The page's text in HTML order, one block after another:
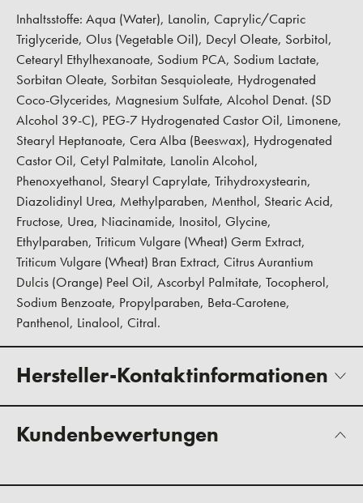
Inhaltsstoffe: Aqua (Water), Lanolin, Caprylic/Capric
Triglyceride, Olus (Vegetable Oil), Decyl Oleate, Sorbitol,
Cetearyl Ethylhexanoate, Sodium PCA, Sodium Lactate,
Sorbitan Oleate, Sorbitan Sesquioleate, Hydrogenated
Coco-Glycerides, Magnesium Sulfate, Alcohol Denat. (SD
Alcohol 39-C), PEG-7 Hydrogenated Castor Oil, Limonene,
Stearyl Heptanoate, Cera Alba (Beeswax), Hydrogenated
Castor Oil, Cetyl Palmitate, Lanolin Alcohol,
Phenoxyethanol, Stearyl Caprylate, Trihydroxystearin,
Diazolidinyl Urea, Methylparaben, Menthol, Stearic Acid,
Fructose, Urea, Niacinamide, Inositol, Glycine,
Ethylparaben, Triticum Vulgare (Wheat) Germ Extract,
Triticum Vulgare (Wheat) Bran Extract, Citrus Aurantium
Dulcis (Orange) Peel Oil, Ascorbyl Palmitate, Tocopherol,
Sodium Benzoate, Propylparaben, Beta-Carotene,
Panthenol, Linalool, Citral.
Hersteller-Kontaktinformationen
Kundenbewertungen